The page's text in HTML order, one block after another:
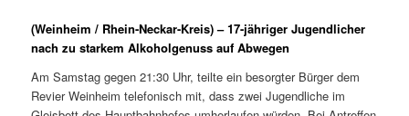
(Weinheim / Rhein-Neckar-Kreis) – 17-jähriger Jugendlicher
nach zu starkem Alkoholgenuss auf Abwegen
Am Samstag gegen 21:30 Uhr, teilte ein besorgter Bürger dem
Revier Weinheim telefonisch mit, dass zwei Jugendliche im